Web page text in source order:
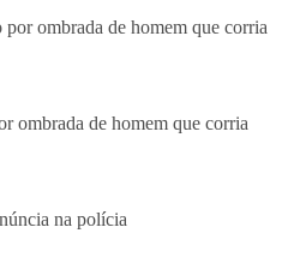
ombrada de homem que corria